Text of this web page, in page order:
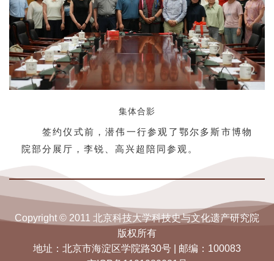
集体合影
签约仪式前，潜伟一行参观了鄂尔多斯市博物
院部分展厅，李锐、高兴超陪同参观。
Copyright © 2011 北京科技大学科技史与文化遗产研究院
版权所有
地址：北京市海淀区学院路30号 | 邮编：100083